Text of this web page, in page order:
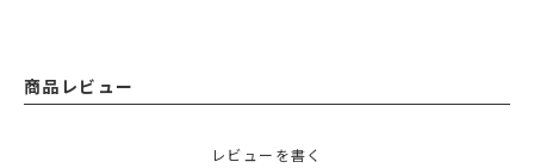
商品レビュー
レビューを書く